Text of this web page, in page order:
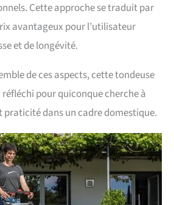
Cette approche se traduit par
avantageux pour l’utilisateur
et de longévité.
de ces aspects, cette tondeuse
pour quiconque cherche à
dans un cadre domestique.